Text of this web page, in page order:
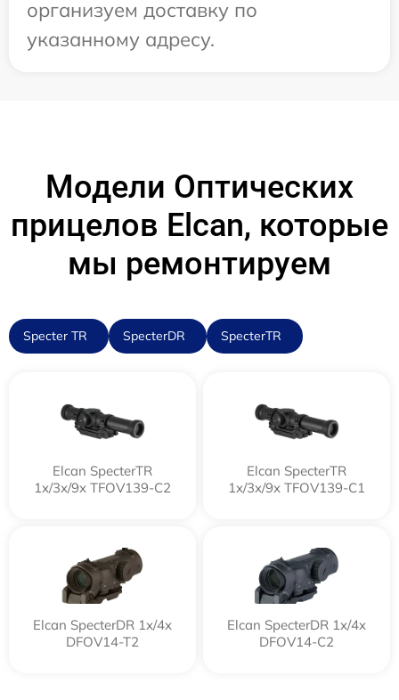
организуем доставку по
указанному адресу.
Модели Оптических
прицелов Elcan, которые
мы ремонтируем
Specter TR SpecterDR SpecterTR
Elcan SpecterTR
1x/3x/9x TFOV139-C2
Elcan SpecterTR
1x/3x/9x TFOV139-C1
Elcan SpecterDR 1x/4x
DFOV14-T2
Elcan SpecterDR 1x/4x
DFOV14-C2